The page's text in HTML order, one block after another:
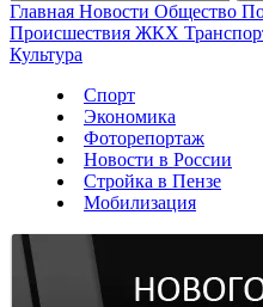
Главная Новости Общество
Происшествия ЖКХ
Культура
Спорт
Экономика
Фоторепортаж
Новости в России
Стройка в Пензе
Мобилизация